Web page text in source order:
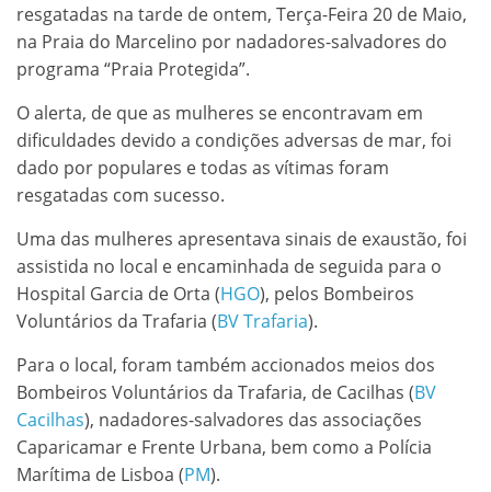
resgatadas na tarde de ontem, Terça-Feira 20 de Maio,
na Praia do Marcelino por nadadores-salvadores do
programa “Praia Protegida”.
O alerta, de que as mulheres se encontravam em
dificuldades devido a condições adversas de mar, foi
dado por populares e todas as vítimas foram
resgatadas com sucesso.
Uma das mulheres apresentava sinais de exaustão, foi
assistida no local e encaminhada de seguida para o
Hospital Garcia de Orta (HGO), pelos Bombeiros
Voluntários da Trafaria (BV Trafaria).
Para o local, foram também accionados meios dos
Bombeiros Voluntários da Trafaria, de Cacilhas (BV
Cacilhas), nadadores-salvadores das associações
Caparicamar e Frente Urbana, bem como a Polícia
Marítima de Lisboa (PM).